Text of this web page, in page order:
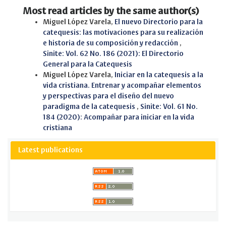
Most read articles by the same author(s)
Miguel López Varela, El nuevo Directorio para la
catequesis: las motivaciones para su realización
e historia de su composición y redacción ,
Sinite: Vol. 62 No. 186 (2021): El Directorio
General para la Catequesis
Miguel López Varela, Iniciar en la catequesis a la
vida cristiana. Entrenar y acompañar elementos
y perspectivas para el diseño del nuevo
paradigma de la catequesis , Sinite: Vol. 61 No.
184 (2020): Acompañar para iniciar en la vida
cristiana
Latest publications